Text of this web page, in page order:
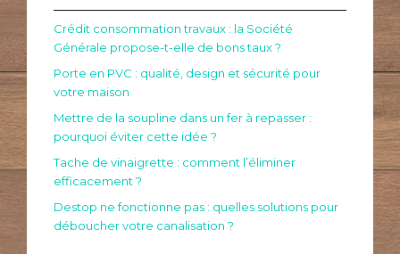
Crédit consommation travaux : la Société
Générale propose-t-elle de bons taux ?
Porte en PVC : qualité, design et sécurité pour
votre maison
Mettre de la soupline dans un fer à repasser :
pourquoi éviter cette idée ?
Tache de vinaigrette : comment l’éliminer
efficacement ?
Destop ne fonctionne pas : quelles solutions pour
déboucher votre canalisation ?